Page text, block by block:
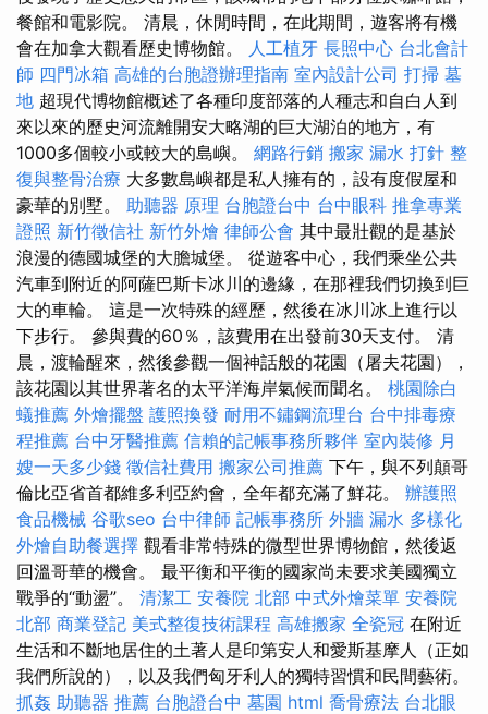
餐館和電影院。 清晨，休閒時間，在此期間，遊客將有機
會在加拿大觀看歷史博物館。 人工植牙 長照中心 台北會計
師 四門冰箱 高雄的台胞證辦理指南 室內設計公司 打掃 墓
地 超現代博物館概述了各種印度部落的人種志和自白人到
來以來的歷史河流離開安大略湖的巨大湖泊的地方，有
1000多個較小或較大的島嶼。 網路行銷 搬家 漏水 打針 整
復與整骨治療 大多數島嶼都是私人擁有的，設有度假屋和
豪華的別墅。 助聽器 原理 台胞證台中 台中眼科 推拿專業
證照 新竹徵信社 新竹外燴 律師公會 其中最壯觀的是基於
浪漫的德國城堡的大膽城堡。 從遊客中心，我們乘坐公共
汽車到附近的阿薩巴斯卡冰川的邊緣，在那裡我們切換到巨
大的車輪。 這是一次特殊的經歷，然後在冰川冰上進行以
下步行。 參與費的60％，該費用在出發前30天支付。 清
晨，渡輪醒來，然後參觀一個神話般的花園（屠夫花園），
該花園以其世界著名的太平洋海岸氣候而聞名。 桃園除白
蟻推薦 外燴擺盤 護照換發 耐用不鏽鋼流理台 台中排毒療
程推薦 台中牙醫推薦 信賴的記帳事務所夥伴 室內裝修 月
嫂一天多少錢 徵信社費用 搬家公司推薦 下午，與不列顛哥
倫比亞省首都維多利亞約會，全年都充滿了鮮花。 辦護照
食品機械 谷歌seo 台中律師 記帳事務所 外牆 漏水 多樣化
外燴自助餐選擇 觀看非常特殊的微型世界博物館，然後返
回溫哥華的機會。 最平衡和平衡的國家尚未要求美國獨立
戰爭的“動盪”。 清潔工 安養院 北部 中式外燴菜單 安養院
北部 商業登記 美式整復技術課程 高雄搬家 全瓷冠 在附近
生活和不斷地居住的土著人是印第安人和愛斯基摩人（正如
我們所說的），以及我們匈牙利人的獨特習慣和民間藝術。
抓姦 助聽器 推薦 台胞證台中 墓園 html 喬骨療法 台北眼